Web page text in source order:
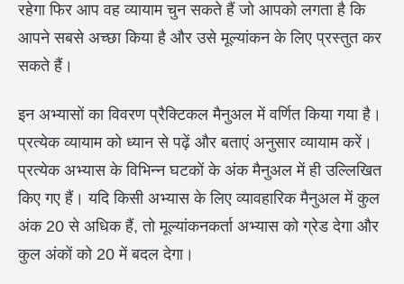
रहेगा फिर आप वह व्यायाम चुन सकते हैं जो आपको लगता है कि
आपने सबसे अच्छा किया है और उसे मूल्यांकन के लिए प्रस्तुत कर
सकते हैं।
इन अभ्यासों का विवरण प्रैक्टिकल मैनुअल में वर्णित किया गया है।
प्रत्येक व्यायाम को ध्यान से पढ़ें और बताएं अनुसार व्यायाम करें।
प्रत्येक अभ्यास के विभिन्न घटकों के अंक मैनुअल में ही उल्लिखित
किए गए हैं। यदि किसी अभ्यास के लिए व्यावहारिक मैनुअल में कुल
अंक 20 से अधिक हैं, तो मूल्यांकनकर्ता अभ्यास को ग्रेड देगा और
कुल अंकों को 20 में बदल देगा।